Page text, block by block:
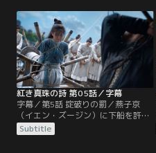
ラン）のお陰で一命を取り留める。
その後、彼女は燕子京（イエン・ズ
ージン）の船に捕らわれた崔定（ツ
イ・ディン）から父親を探す手がか
りとなる血珠を取り返そうとする
が…。
紅き真珠の詩 第05話／字幕
字幕／第5話 掟破りの罰／燕子京
（イエン・ズージン）に下船を許さ
れた端午（ドゥアンウー）は廃石を
売らせてほしいとパン従事に直談
Subtitle